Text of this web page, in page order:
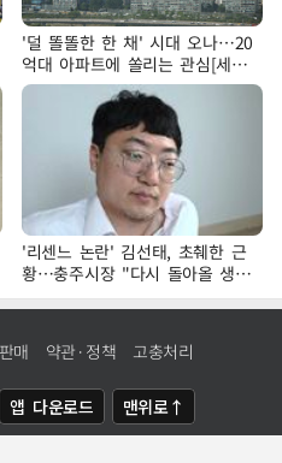
'덜 똘똘한 한 채' 시대 오나…20
억대 아파트에 쏠리는 관심[세제
개편, 그 이후②]
'리센느 논란' 김선태, 초췌한 근
황…충주시장 "다시 돌아올 생
각?"
매 약관·정책 고충처리
앱 다운로드 맨위로↑